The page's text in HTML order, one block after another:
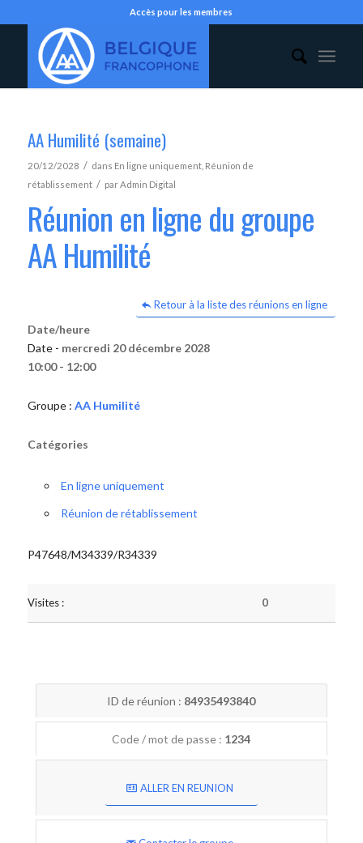
Accès pour les membres
AA Humilité (semaine)
20/12/2028 / dans En ligne uniquement, Réunion de
rétablissement / parAdmin Digital
Réunion en ligne du groupe
AA Humilité
Retour à la liste des réunions en ligne
Date/heure
Date - mercredi 20 décembre 2028
10:00 - 12:00
Groupe : AA Humilité
Catégories
En ligne uniquement
Réunion de rétablissement
P47648/M34339/R34339
Visites : 0
ID de réunion : 84935493840
Code / mot de passe : 1234
ALLER EN REUNION